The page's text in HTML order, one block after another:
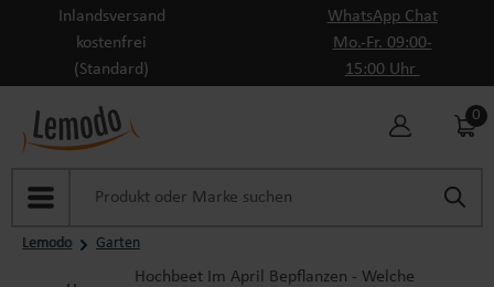
Zum Hauptinhalt springen
Inlandsversand
kostenfrei
(Standard)
WhatsApp Chat
Mo.-Fr. 09:00-
15:00 Uhr
0
Lemodo Garten
Hochbeet Im April Bepflanzen - Welche